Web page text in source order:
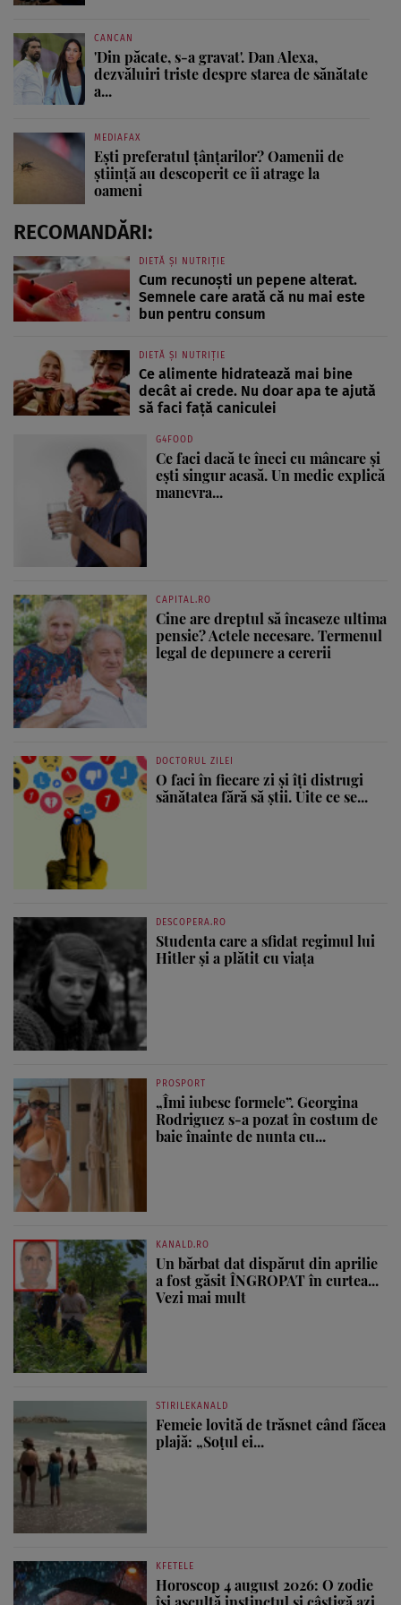
CANCAN
'Din păcate, s-a gravat'. Dan Alexa,
dezvăluiri triste despre starea de sănătate
a...
MEDIAFAX
Ești preferatul țânțarilor? Oamenii de
știință au descoperit ce îi atrage la
oameni
RECOMANDĂRI:
DIETĂ ȘI NUTRIȚIE
Cum recunoști un pepene alterat.
Semnele care arată că nu mai este
bun pentru consum
DIETĂ ȘI NUTRIȚIE
Ce alimente hidratează mai bine
decât ai crede. Nu doar apa te ajută
să faci față caniculei
G4FOOD
Ce faci dacă te îneci cu mâncare și
ești singur acasă. Un medic explică
manevra...
CAPITAL.RO
Cine are dreptul să încaseze ultima
pensie? Actele necesare. Termenul
legal de depunere a cererii
DOCTORUL ZILEI
O faci în fiecare zi și îți distrugi
sănătatea fără să știi. Uite ce se...
DESCOPERA.RO
Studenta care a sfidat regimul lui
Hitler și a plătit cu viața
PROSPORT
„Îmi iubesc formele”. Georgina
Rodriguez s-a pozat în costum de
baie înainte de nunta cu...
KANALD.RO
Un bărbat dat dispărut din aprilie
a fost găsit ÎNGROPAT în curtea...
Vezi mai mult
STIRILEKANALD
Femeie lovită de trăsnet când făcea
plajă: „Soțul ei...
KFETELE
Horoscop 4 august 2026: O zodie